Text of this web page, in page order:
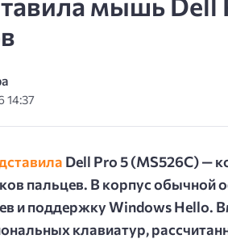
14:37
Dell Pro 5 (MS526C) —
пальцев. В корпус обычной
и поддержку Windows Hello.
клавиатур,